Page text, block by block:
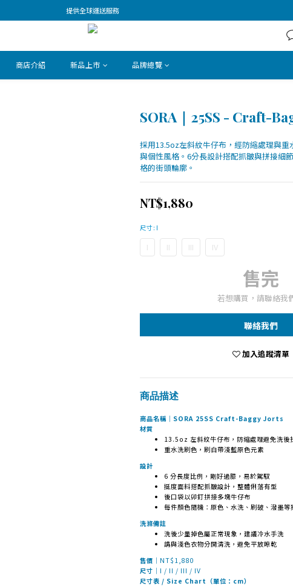
提供全球運送服務
商店介紹 新品上市 品牌總覽
SORA｜25SS - Craft-
採用13.5oz左斜紋牛仔布，經防縮處理與
與個性風格。6分長設計搭配抓皺與拼接細
格的街頭輪廓。
NT$1,880
尺寸: I
I II III IV
售完
若想購買，請聯絡我
聯絡我們
加入追蹤清單
商品描述
商品名稱｜SORA 25SS Craft-Baggy Jorts
材質
13.5oz 左斜紋牛仔布，防縮處理避免洗後
重水洗刷色，刷白帶淺藍原色元素
設計
6 分長度比例，剛好過膝，易於駕馭
挺度面料搭配抓皺設計，整體俐落有型
後口袋以卯釘拼接多塊牛仔布
每件顏色隨機：原色、水洗、刷破、潑墨等
洗滌備註
洗後少量掉色屬正常現象，建議冷水手洗
請與淺色衣物分開清洗，避免平放晾乾
售價 ｜NT$1,880
尺寸 ｜I / II / III / IV
尺寸表 / Size Chart（單位：cm）